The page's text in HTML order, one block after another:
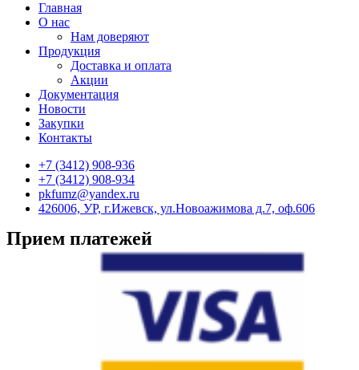
Главная
О нас
Нам доверяют
Продукция
Доставка и оплата
Акции
Документация
Новости
Закупки
Контакты
+7 (3412) 908-936
+7 (3412) 908-934
pkfumz@yandex.ru
426006, УР, г.Ижевск, ул.Новоажимова д.7, оф.606
Прием платежей